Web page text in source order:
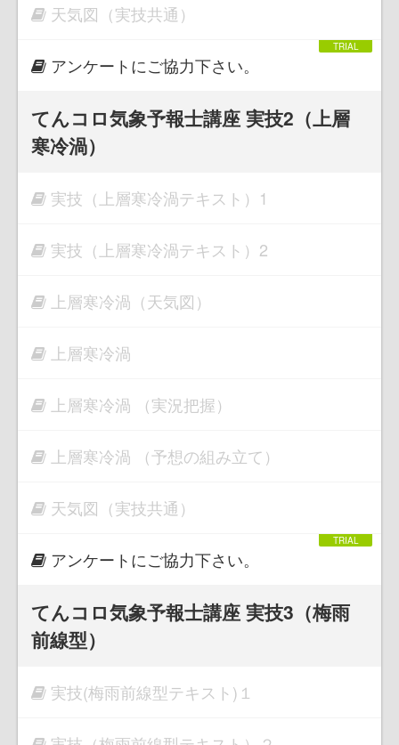
天気図（実技共通）
アンケートにご協力下さい。
てんコロ気象予報士講座 実技2（上層
寒冷渦）
実技（上層寒冷渦テキスト）1
実技（上層寒冷渦テキスト）2
上層寒冷渦（天気図）
上層寒冷渦
上層寒冷渦 （実況把握）
上層寒冷渦 （予想の組み立て）
天気図（実技共通）
アンケートにご協力下さい。
てんコロ気象予報士講座 実技3（梅雨
前線型）
実技(梅雨前線型テキスト)１